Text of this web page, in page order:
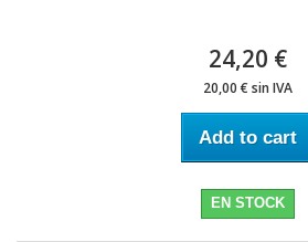
24,20 €
20,00 € sin IVA
Add to cart
EN STOCK